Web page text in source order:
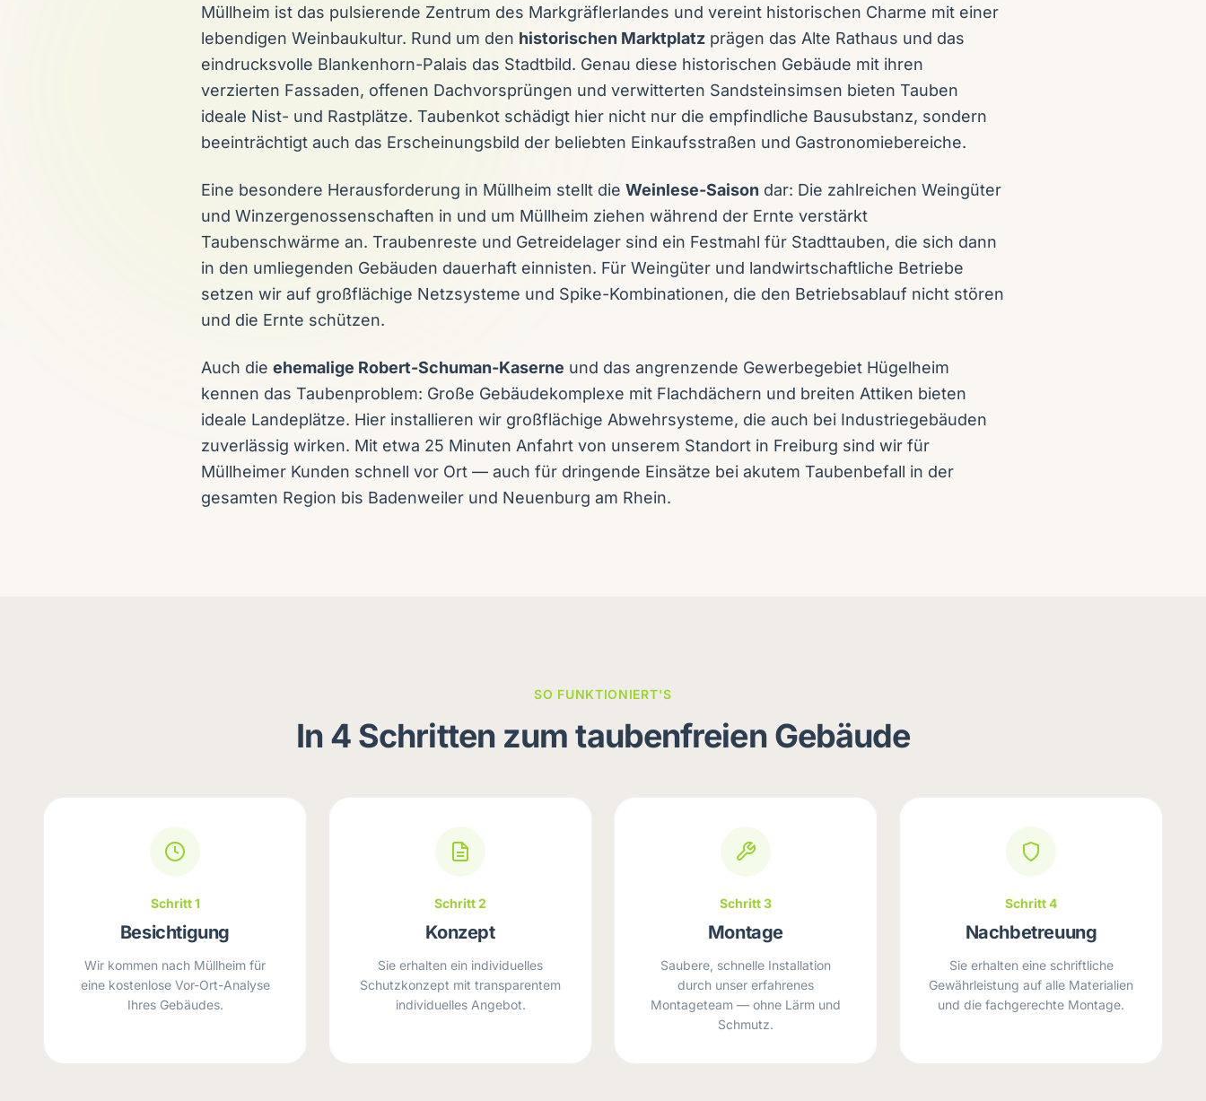
Müllheim ist das pulsierende Zentrum des Markgräflerlandes und vereint historischen Charme mit einer
lebendigen Weinbaukultur. Rund um den historischen Marktplatz prägen das Alte Rathaus und das
eindrucksvolle Blankenhorn-Palais das Stadtbild. Genau diese historischen Gebäude mit ihren
verzierten Fassaden, offenen Dachvorsprüngen und verwitterten Sandsteinsimsen bieten Tauben
ideale Nist- und Rastplätze. Taubenkot schädigt hier nicht nur die empfindliche Bausubstanz, sondern
beeinträchtigt auch das Erscheinungsbild der beliebten Einkaufsstraßen und Gastronomiebereiche.
Eine besondere Herausforderung in Müllheim stellt die Weinlese-Saison dar: Die zahlreichen Weingüter
und Winzergenossenschaften in und um Müllheim ziehen während der Ernte verstärkt
Taubenschwärme an. Traubenreste und Getreidelager sind ein Festmahl für Stadttauben, die sich dann
in den umliegenden Gebäuden dauerhaft einnisten. Für Weingüter und landwirtschaftliche Betriebe
setzen wir auf großflächige Netzsysteme und Spike-Kombinationen, die den Betriebsablauf nicht stören
und die Ernte schützen.
Auch die ehemalige Robert-Schuman-Kaserne und das angrenzende Gewerbegebiet Hügelheim
kennen das Taubenproblem: Große Gebäudekomplexe mit Flachdächern und breiten Attiken bieten
ideale Landeplätze. Hier installieren wir großflächige Abwehrsysteme, die auch bei Industriegebäuden
zuverlässig wirken. Mit etwa 25 Minuten Anfahrt von unserem Standort in Freiburg sind wir für
Müllheimer Kunden schnell vor Ort — auch für dringende Einsätze bei akutem Taubenbefall in der
gesamten Region bis Badenweiler und Neuenburg am Rhein.
SO FUNKTIONIERT'S
In 4 Schritten zum taubenfreien Gebäude
Schritt 1
Besichtigung
Wir kommen nach Müllheim für
eine kostenlose Vor-Ort-Analyse
Ihres Gebäudes.
Schritt 2
Konzept
Sie erhalten ein individuelles
Schutzkonzept mit transparentem
individuelles Angebot.
Schritt 3
Montage
Saubere, schnelle Installation
durch unser erfahrenes
Montageteam — ohne Lärm und
Schmutz.
Schritt 4
Nachbetreuung
Sie erhalten eine schriftliche
Gewährleistung auf alle Materialien
und die fachgerechte Montage.